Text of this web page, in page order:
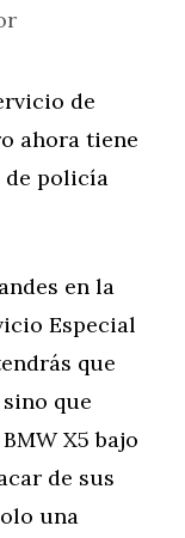
de
ahora tiene
de policía
en la
Especial
que
que
X5 bajo
de sus
una